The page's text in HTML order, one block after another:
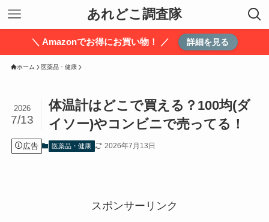
あれどこ調査隊
＼ Amazonでお得にお買い物！ ／ 詳細を見る
ホーム 医薬品・健康
体温計はどこで買える？100均(ダ
イソー)やコンビニで売ってる！
2026
7/13
広告 医薬品・健康 2026年7月13日
スポンサーリンク